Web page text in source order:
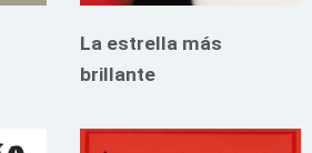
La estrella más
brillante